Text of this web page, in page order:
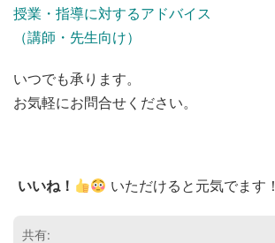
授業・指導に対するアドバイス
（講師・先生向け）
いつでも承ります。
お気軽にお問合せください。
いいね！ いただけると元気でます！
共有: